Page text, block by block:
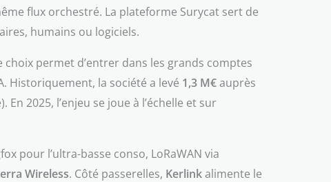
flux orchestré. La plateforme Surycat sert de
humains ou logiciels.
permet d’entrer dans les grands comptes
Historiquement, la société a levé 1,3 M€auprès
2025, l’enjeu se joue à l’échelle et sur
pour l’ultra-basse conso, LoRaWAN via
Wireless. Côté passerelles, Kerlinkalimente le